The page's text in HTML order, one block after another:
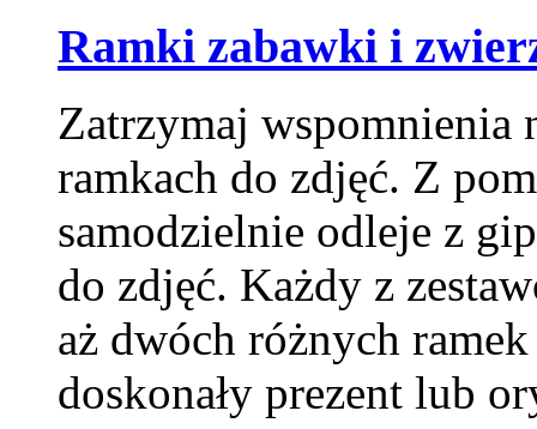
Ramki zabawki i
Zatrzymaj wspomnienia
ramkach do zdjęć. Z
samodzielnie odleje z
do zdjęć. Każdy z
aż dwóch różnych
doskonały prezent lub